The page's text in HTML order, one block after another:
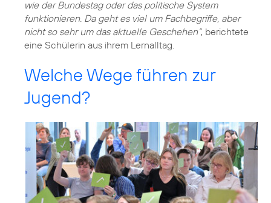
wie der Bundestag oder das politische System
funktionieren. Da geht es viel um Fachbegriffe, aber
nicht so sehr um das aktuelle Geschehen“, berichtete
eine Schülerin aus ihrem Lernalltag.
Welche Wege führen zur
Jugend?